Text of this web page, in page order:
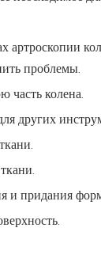
проблемы.
часть колена.
других
и придания